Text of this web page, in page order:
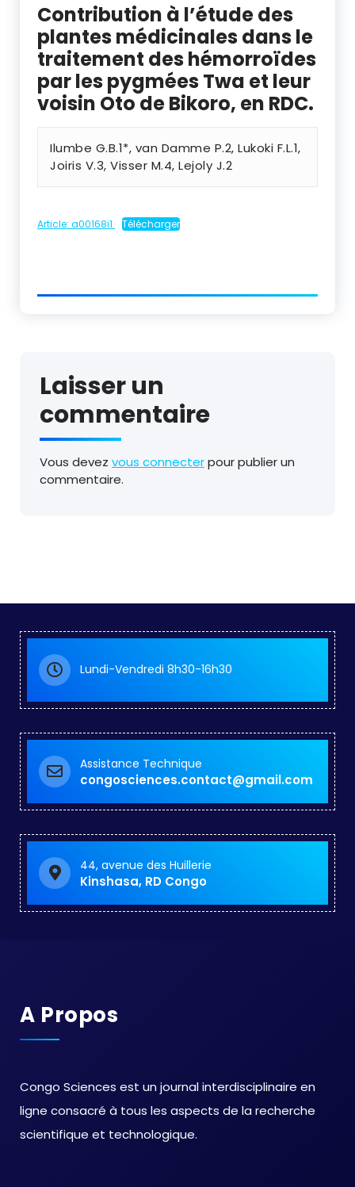
Contribution à l’étude des
plantes médicinales dans le
traitement des hémorroïdes
par les pygmées Twa et leur
voisin Oto de Bikoro, en RDC.
Ilumbe G.B.1*, van Damme P.2, Lukoki F.L.1,
Joiris V.3, Visser M.4, Lejoly J.2
Article: a00168i1 Télécharger
Laisser un
commentaire
Vous devez vous connecterpour publier un
commentaire.
Lundi-Vendredi 8h30-16h30
Assistance Technique
congosciences.contact@gmail.com
44, avenue des Huillerie
Kinshasa, RD Congo
A Propos
Congo Sciences est un journal interdisciplinaire en
ligne consacré à tous les aspects de la recherche
scientifique et technologique.